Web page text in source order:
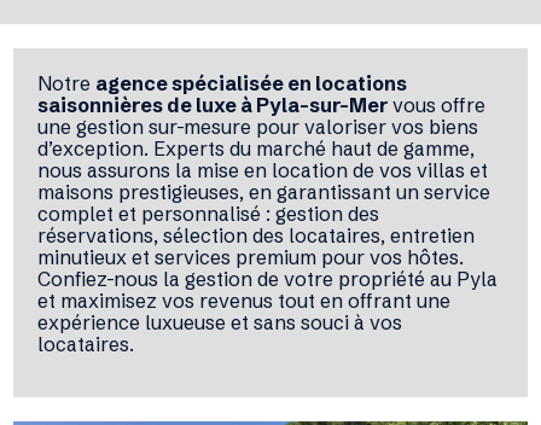
Notre agence spécialisée en locations
saisonnières de luxe à Pyla-sur-Mer vous offre
une gestion sur-mesure pour valoriser vos biens
d’exception. Experts du marché haut de gamme,
nous assurons la mise en location de vos villas et
maisons prestigieuses, en garantissant un service
complet et personnalisé : gestion des
réservations, sélection des locataires, entretien
minutieux et services premium pour vos hôtes.
Confiez-nous la gestion de votre propriété au Pyla
et maximisez vos revenus tout en offrant une
expérience luxueuse et sans souci à vos
locataires.